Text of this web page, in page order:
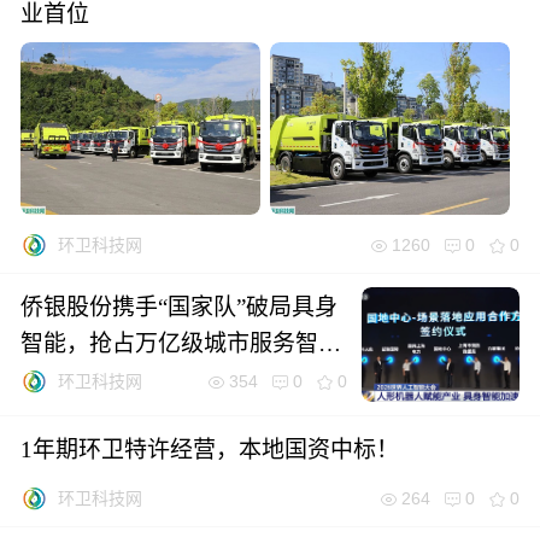
业首位
环卫科技网 1260 0 0
侨银股份携手“国家队”破局具身
智能，抢占万亿级城市服务智能
化“制空权”
环卫科技网 354 0 0
1年期环卫特许经营，本地国资中标！
环卫科技网 264 0 0